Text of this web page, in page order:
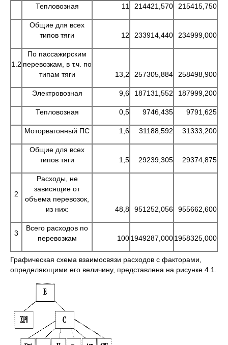
Тепловозная 11 214421,570 215415,750
Общие для всех
типов тяги
12 233914,440 234999,000
1.2
По пассажирским
перевозкам, в т.ч. по
типам тяги
13,2 257305,884 258498,900
Электровозная 9,6 187131,552 187999,200
Тепловозная 0,5 9746,435 9791,625
Моторвагонный ПС 1,6 31188,592 31333,200
Общие для всех
типов тяги
1,5 29239,305 29374,875
2
Расходы, не
зависящие от
объема перевозок,
из них:
48,8 951252,056 955662,600
3
Всего расходов по
перевозкам
1001949287,0001958325,000
Графическая схема взаимосвязи расходов с факторами,
определяющими его величину, представлена на рисунке 4.1.